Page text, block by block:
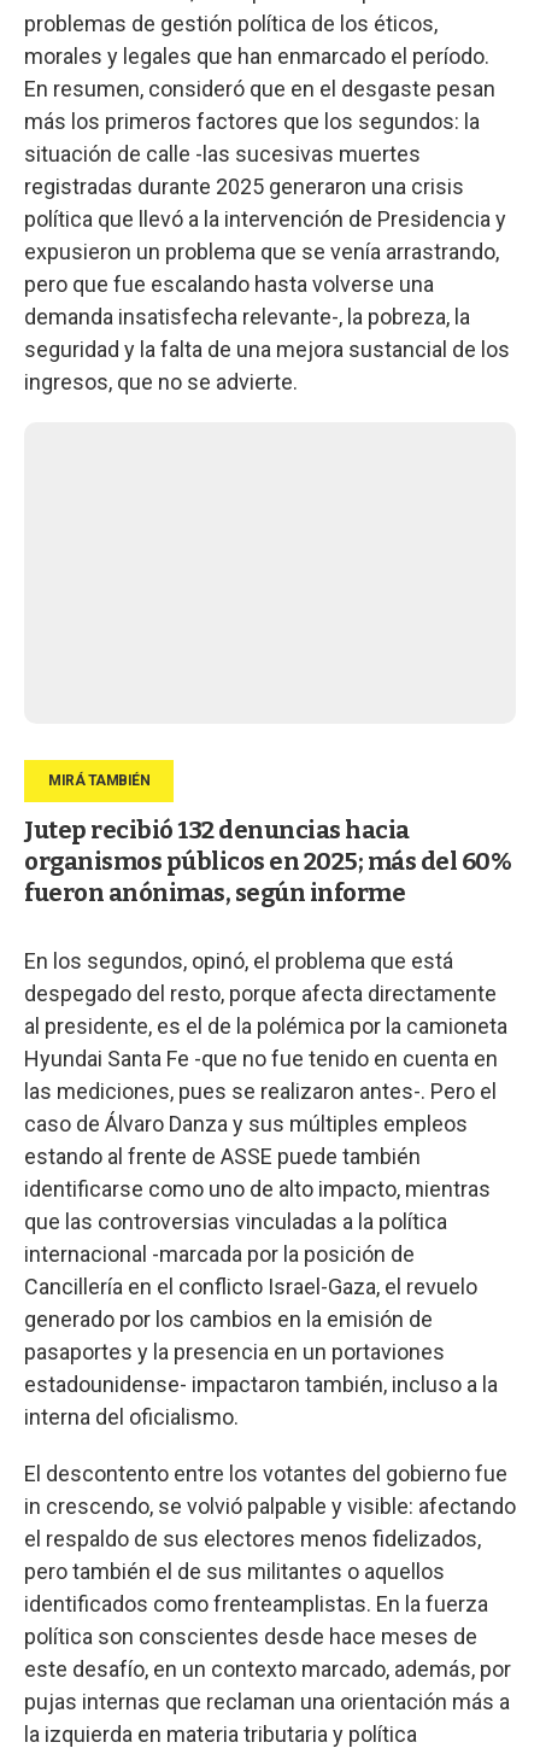
problemas de gestión política de los éticos,
morales y legales que han enmarcado el período.
En resumen, consideró que en el desgaste pesan
más los primeros factores que los segundos: la
situación de calle -las sucesivas muertes
registradas durante 2025 generaron una crisis
política que llevó a la intervención de Presidencia y
expusieron un problema que se venía arrastrando,
pero que fue escalando hasta volverse una
demanda insatisfecha relevante-, la pobreza, la
seguridad y la falta de una mejora sustancial de los
ingresos, que no se advierte.
Jutep recibió 132 denuncias hacia
organismos públicos en 2025; más del 60%
fueron anónimas, según informe
En los segundos, opinó, el problema que está
despegado del resto, porque afecta directamente
al presidente, es el de la polémica por la camioneta
Hyundai Santa Fe -que no fue tenido en cuenta en
las mediciones, pues se realizaron antes-. Pero el
caso de Álvaro Danza y sus múltiples empleos
estando al frente de ASSE puede también
identificarse como uno de alto impacto, mientras
que las controversias vinculadas a la política
internacional -marcada por la posición de
Cancillería en el conflicto Israel-Gaza, el revuelo
generado por los cambios en la emisión de
pasaportes y la presencia en un portaviones
estadounidense- impactaron también, incluso a la
interna del oficialismo.
El descontento entre los votantes del gobierno fue
in crescendo, se volvió palpable y visible: afectando
el respaldo de sus electores menos fidelizados,
pero también el de sus militantes o aquellos
identificados como frenteamplistas. En la fuerza
política son conscientes desde hace meses de
este desafío, en un contexto marcado, además, por
pujas internas que reclaman una orientación más a
la izquierda en materia tributaria y política